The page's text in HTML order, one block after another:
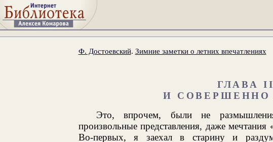
Ф. Достоевский. Зимние заметки о летних впечатлениях
ГЛАВА
И
Это, впрочем, были не
произвольные представления, даже
Во-первых, я заехал в старину и